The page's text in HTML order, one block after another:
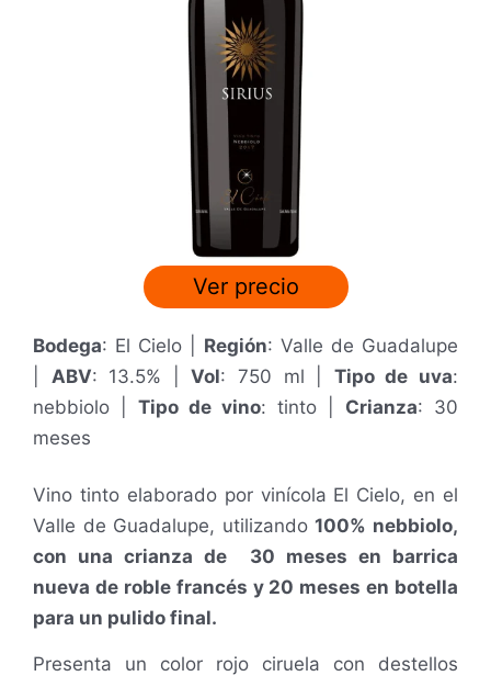
Ver precio
Bodega: El Cielo | Región: Valle de Guadalupe
ABV: 13.5% |Vol: 750 ml | Tipo de uva:
nebbiolo | Tipo de vino: tinto | Crianza: 30
meses
Vino tinto elaborado por vinícola El Cielo, en el
Valle de Guadalupe, utilizando100% nebbiolo,
con una crianza de 30 meses en barrica
nueva de roble francés y 20 meses en botella
para un pulido final.
Presenta un color rojo ciruela con destellos